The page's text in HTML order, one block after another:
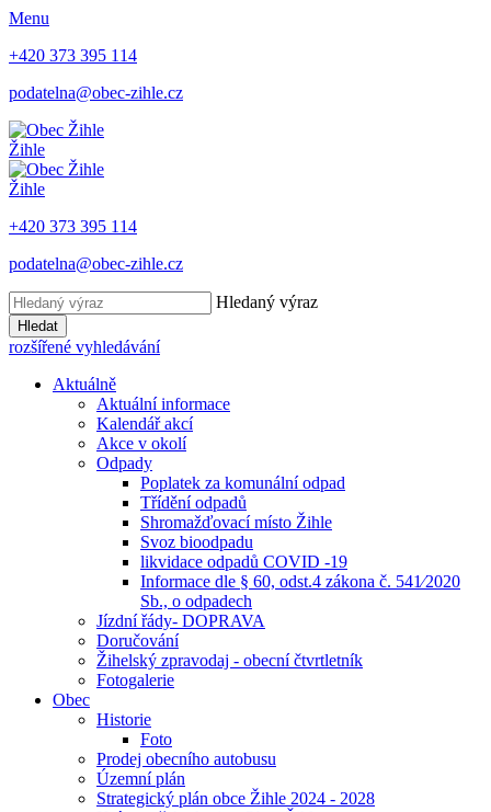
Menu
+420 373 395 114
podatelna@obec-zihle.cz
Žihle
Žihle
+420 373 395 114
podatelna@obec-zihle.cz
Hledaný výraz
Hledat
rozšířené vyhledávání
Aktuálně
Aktuální informace
Kalendář akcí
Akce v okolí
Odpady
Poplatek za komunální odpad
Třídění odpadů
Shromažďovací místo Žihle
Svoz bioodpadu
likvidace odpadů COVID -19
Informace dle § 60, odst.4 zákona č. 541⁄2020
Sb., o odpadech
Jízdní řády- DOPRAVA
Doručování
Žihelský zpravodaj - obecní čtvrtletník
Fotogalerie
Obec
Historie
Foto
Prodej obecního autobusu
Územní plán
Strategický plán obce Žihle 2024 - 2028